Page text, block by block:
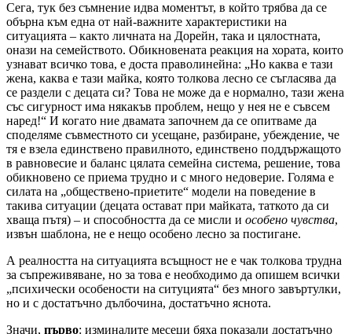
Сега, тук без съмнение идва моментът, в който трябва да се
обърна към една от най-важните характеристики на
ситуацията – както личната на Дорейн, така и цялостната,
онази на семейството. Обикновената реакция на хората, които
узнават всичко това, е доста праволинейна: „Но каква е тази
жена, каква е тази майка, която толкова лесно се съгласява да
се раздели с децата си? Това не може да е нормално, тази жена
със сигурност има някакъв проблем, нещо у нея не е съвсем
наред!“ И когато ние двамата започнем да се опитваме да
споделяме съвместното си усещане, разбиране, убеждение, че
тя е взела единствено правилното, единствено поддържащото
в равновесие и баланс цялата семейна система, решение, това
обикновено се приема трудно и с много недоверие. Голяма е
силата на „обществено-приетите“ модели на поведение в
такива ситуации (децата остават при майката, таткото да си
хваща пътя) – и способността да се мисли и особено чувства,
извън шаблона, не е нещо особено лесно за постигане.
А реалността на ситуацията всъщност не е чак толкова трудна
за съпреживяване, но за това е необходимо да опишем всички
„психически особености на ситуцията“ без много завъртулки,
но и с достатъчно дълбочина, достатъчно яснота.
Значи, първо: изминалите месеци бяха показали достатъчно